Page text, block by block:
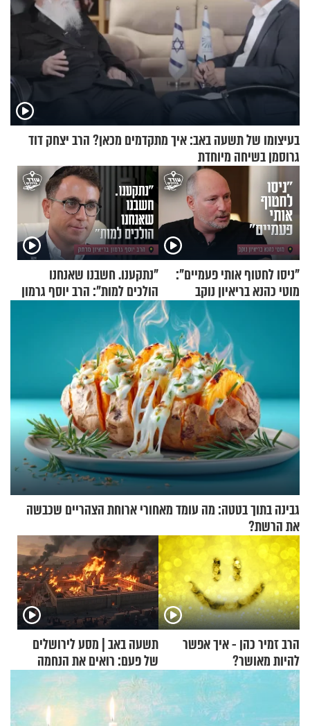
בעיצומו של תשעה באב: איך מתקדמים מכאן? הרב יצחק דוד
גרוסמן בשיחה מיוחדת
"ניסו לחטוף אותי פעמיים":
מוטי כהנא בריאיון נוקב
"נתקענו. חשבנו שאנחנו
הולכים למות": הרב יוסף גרמון
בריאיון מרתק
גבינה בתוך בטטה: מה עומד מאחורי ארוחת הצהריים שכבשה
את הרשת?
הרב זמיר כהן - איך אפשר
להיות מאושר?
תשעה באב | מסע לירושלים
של פעם: רואים את הנחמה